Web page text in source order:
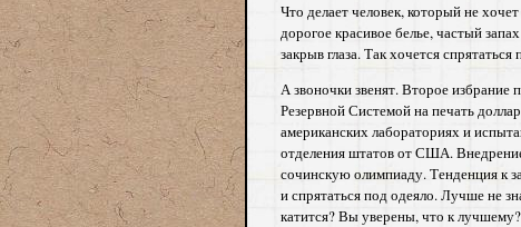
Что делает человек, который не
дорогое красивое белье, частый
закрыв глаза. Так хочется
А звоночки звенят. Второе избрание
Резервной Системой на печать
американских лабораториях и
отделения штатов от США.
сочинскую олимпиаду. Тенденция к
и спрятаться под одеяло. Лучше не
катится? Вы уверены, что к